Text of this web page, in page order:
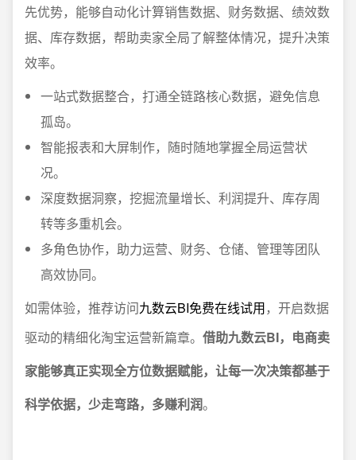
先优势，能够自动化计算销售数据、财务数据、绩效数
据、库存数据，帮助卖家全局了解整体情况，提升决策
效率。
一站式数据整合，打通全链路核心数据，避免信息
孤岛。
智能报表和大屏制作，随时随地掌握全局运营状
况。
深度数据洞察，挖掘流量增长、利润提升、库存周
转等多重机会。
多角色协作，助力运营、财务、仓储、管理等团队
高效协同。
如需体验，推荐访问九数云BI免费在线试用，开启数据
驱动的精细化淘宝运营新篇章。 借助九数云BI，电商卖
家能够真正实现全方位数据赋能，让每一次决策都基于
科学依据，少走弯路，多赚利润。